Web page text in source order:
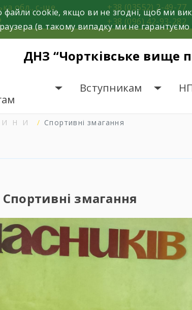
обл., с-ще.
+38 (03552) 2-49-77
+38 (096) 42-93-282
ДНЗ “Чортківське вище
Вступникам
Спортивні змагання
Спортивні змагання
cookie, якщо ви не згодні, щоб ми
(в такому випадку ми не